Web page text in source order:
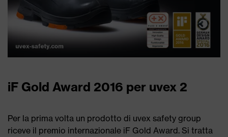
iF Gold Award 2016 per uvex 2
Per la prima volta un prodotto di uvex safety group
riceve il premio internazionale iF Gold Award. Si tratta